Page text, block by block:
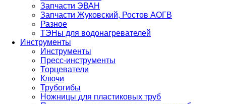
Запчасти ЭВАН
Запчасти Жуковский, Ростов АОГВ
Разное
ТЭНы для водонагревателей
Инструменты
Инструменты
Пресс-инструменты
Торцеватели
Ключи
Трубогибы
Ножницы для пластиковых труб